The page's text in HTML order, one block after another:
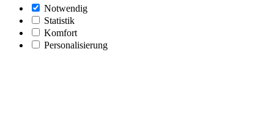
Notwendig
Statistik
Komfort
Personalisierung